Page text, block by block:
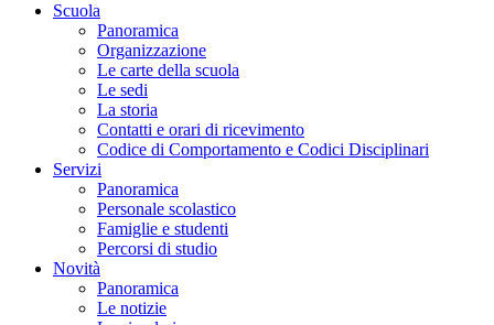
Scuola
Panoramica
Organizzazione
Le carte della scuola
Le sedi
La storia
Contatti e orari di ricevimento
Codice di Comportamento e Codici Disciplinari
Servizi
Panoramica
Personale scolastico
Famiglie e studenti
Percorsi di studio
Novità
Panoramica
Le notizie